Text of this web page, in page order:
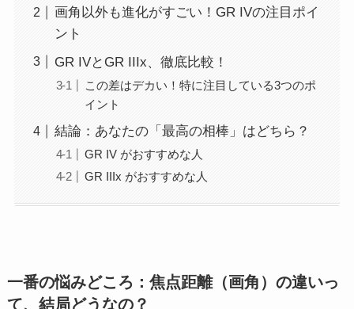
画角以外も進化がすごい！GR IVの注目ポイ
ント
GR IVとGR IIIx、徹底比較！
この差はデカい！特に注目している3つのポ
イント
結論：あなたの「最高の相棒」はどちら？
GR IV がおすすめな人
GR IIIx がおすすめな人
一番の悩みどころ：焦点距離（画角）の違いっ
て、結局どうなの？